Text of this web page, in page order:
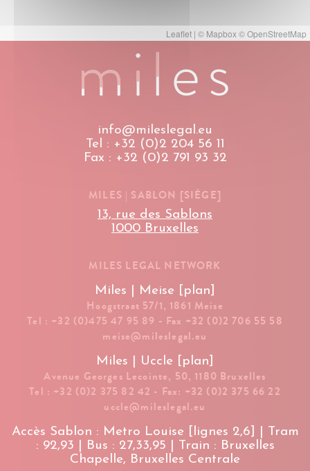
Leaflet | © Mapbox©OpenStreetMap
info@mileslegal.eu
Tel : +32 (0)2 204 56 11
Fax : +32 (0)2 791 93 32
MILES | SABLON [SIÈGE]
13, rue des Sablons
1000 Bruxelles
MILES LEGAL NETWORK
Miles | Meise [plan]
Hoogstraat 57/1, 1861 Meise
Tel : +32 (0)475 47 95 89 - Fax +32 (0)2 706 55 58
meise@mileslegal.eu
Miles | Uccle [plan]
Avenue Georges Lecointe, 50, 1180 Bruxelles
Tel : +32 (0)2 375 82 42 - Fax: +32 (0)2 375 66 22
uccle@mileslegal.eu
Accès Sablon : Metro Louise [lignes 2,6] | Tram
: 92,93 | Bus : 27,33,95 | Train : Bruxelles
Chapelle, Bruxelles Centrale